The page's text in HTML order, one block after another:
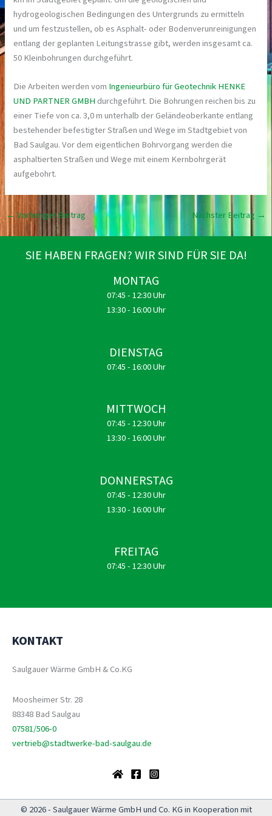
hydrogeologischen Bedingungen des Untergrunds zu ermitteln
und um festzustellen, ob es Asphalt- oder Bodenverunreinigungen
entlang der geplanten Leitungstrasse gibt, werden insgesamt ca.
50 Kleinbohrungen durchgeführt.
Die Arbeiten werden vom Ingenieurbüro für Geotechnik HENKE
UND PARTNER GMBHdurchgeführt. Die Bohrungen reichen bis zu
einer Tiefe von ca. 3,0 m unterhalb der Geländeoberkante entlang
bestehender befestigter Straßen und Wege im Stadtgebiet von
Bad Saulgau. Vor dem eigentlichen Bohrvorgang werden die
asphaltierten Straßen und Wege mit einem Kernbohrgerät
aufgebohrt.
←Vorheriger Beitrag Nächster Beitrag →
SIE HABEN FRAGEN? WIR SIND FÜR SIE DA!
MONTAG
07:45 - 12:30 Uhr
13:30 - 16:00 Uhr
DIENSTAG
07:45 - 16:00 Uhr
MITTWOCH
07:45 - 12:30 Uhr
13:30 - 16:00 Uhr
DONNERSTAG
07:45 - 12:30 Uhr
13:30 - 16:00 Uhr
FREITAG
07:45 - 12:30 Uhr
KONTAKT
Saulgauer Wärme GmbH & Co.KG
Moosheimer Str. 28
88348 Bad Saulgau
07581/506-0
vertrieb@stadtwerke-bad-saulgau.de
© 2026 - Saulgauer Wärme GmbH und Co. KG in Kooperation mit